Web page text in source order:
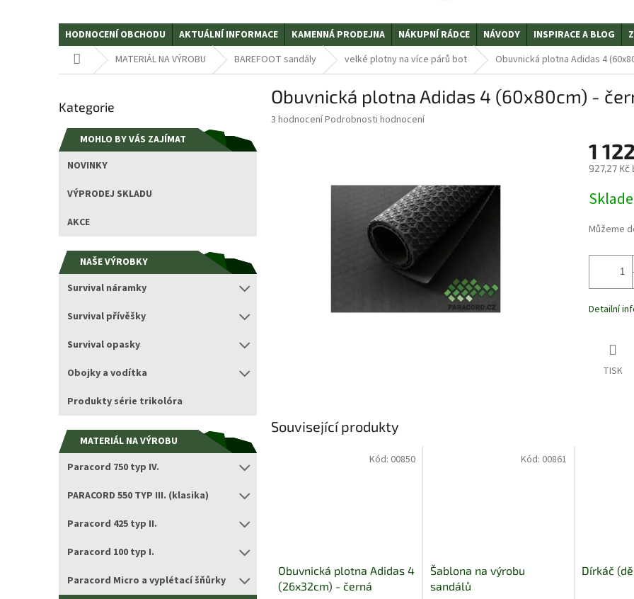
HODNOCENÍ OBCHODU AKTUÁLNÍ INFORMACE KAMENNÁ PRODEJNA NÁKUPNÍ RÁDCE NÁVODY INSPIRACE A BLOG
Domů MATERIÁL NA VÝROBU BAREFOOT sandály velké plotny na více párů bot Obuvnická plotna Adidas 4
s
r
n
e
kategorie
Kategorie
MOHLO BY VÁS ZAJÍMAT
NOVINKY
VÝPRODEJ SKLADU
AKCE
NAŠE VÝROBKY
Survival náramky
Survival přívěšky
Survival opasky
Obojky a vodítka
Produkty série trikolóra
MATERIÁL NA VÝROBU
Paracord 750 typ IV.
PARACORD 550 TYP III. (klasika)
Paracord 425 typ II.
Paracord 100 typ I.
Paracord Micro a vyplétací šňůrky
Obuvnická plotna Adidas 4 (60x80cm) -
Průměrné
3 hodnoceníPodrobnosti hodnocení
1
927,27 Kč
cena:
Můžeme
Detailní
TISK
Související produkty
Obuvnická plotna Adidas 4
(26x32cm) - černá
Kód: 00850
Šablona na výrobu
sandálů
Kód: 00861
Dírkáč